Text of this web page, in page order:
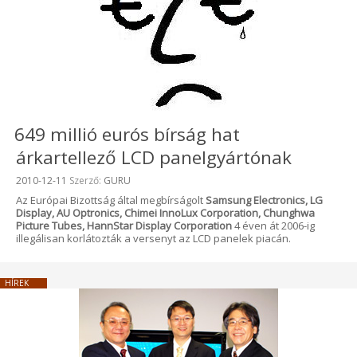
649 millió eurós bírság hat
árkartellező LCD panelgyártónak
Beküldve:
2010-12-11 Szerző: GURU
Az Európai Bizottság által megbírságolt Samsung Electronics, LG
Display, AU Optronics, Chimei InnoLux Corporation, Chunghwa
Picture Tubes, HannStar Display Corporation4 éven át 2006-ig
illegálisan korlátozták a versenyt az LCD panelek piacán.
HÍREK